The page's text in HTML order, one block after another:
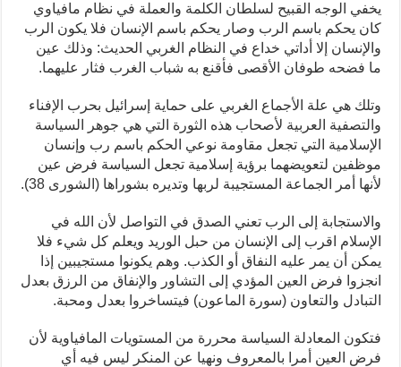
يخفي الوجه القبيح لسلطان الكلمة والعملة في نظام مافياوي
كان يحكم باسم الرب وصار يحكم باسم الإنسان فلا يكون الرب
والإنسان إلا أداتي خداع في النظام الغربي الحديث: وذلك عين
ما فضحه طوفان الأقصى فأقنع به شباب الغرب فثار عليهما.
وتلك هي علة الأجماع الغربي على حماية إسرائيل بحرب الإفناء
والتصفية العربية لأصحاب هذه الثورة التي هي جوهر السياسة
الإسلامية التي تجعل مقاومة نوعي الحكم باسم رب وإنسان
موظفين لتعويضهما برؤية إسلامية تجعل السياسة فرض عين
لأنها أمر الجماعة المستجيبة لربها وتديره بشوراها (الشورى 38).
والاستجابة إلى الرب تعني الصدق في التواصل لأن الله في
الإسلام اقرب إلى الإنسان من حبل الوريد ويعلم كل شيء فلا
يمكن أن يمر عليه النفاق أو الكذب. وهم يكونوا مستجيبين إذا
انجزوا فرض العين المؤدي إلى التشاور والإنفاق من الرزق بعدل
التبادل والتعاون (سورة الماعون) فيتساخروا بعدل ومحبة.
فتكون المعادلة السياسة محررة من المستويات المافياوية لأن
فرض العين أمرا بالمعروف ونهيا عن المنكر ليس فيه أي